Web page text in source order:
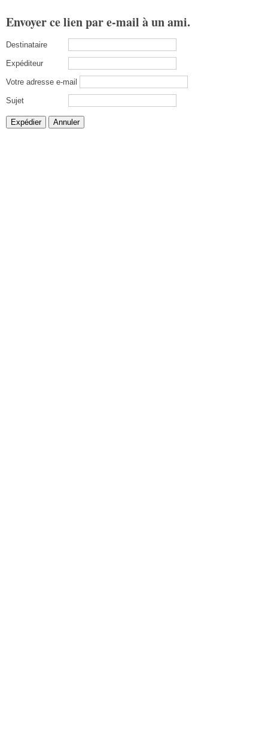
Envoyer ce lien par e-mail à un ami.
Destinataire
Expéditeur
Votre adresse e-mail
Sujet
Expédier Annuler